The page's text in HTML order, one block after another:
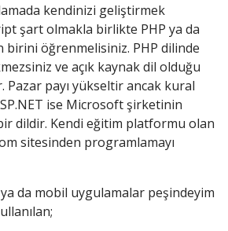
kendinizi geliştirmek
şart olmakla birlikte PHP ya da
birini öğrenmelisiniz. PHP dilinde
ve açık kaynak dil olduğu
Pazar payı yükseltir ancak kural
ise Microsoft şirketinin
dildir. Kendi eğitim platformu olan
sitesinden programlamayı
da mobil uygulamalar peşindeyim